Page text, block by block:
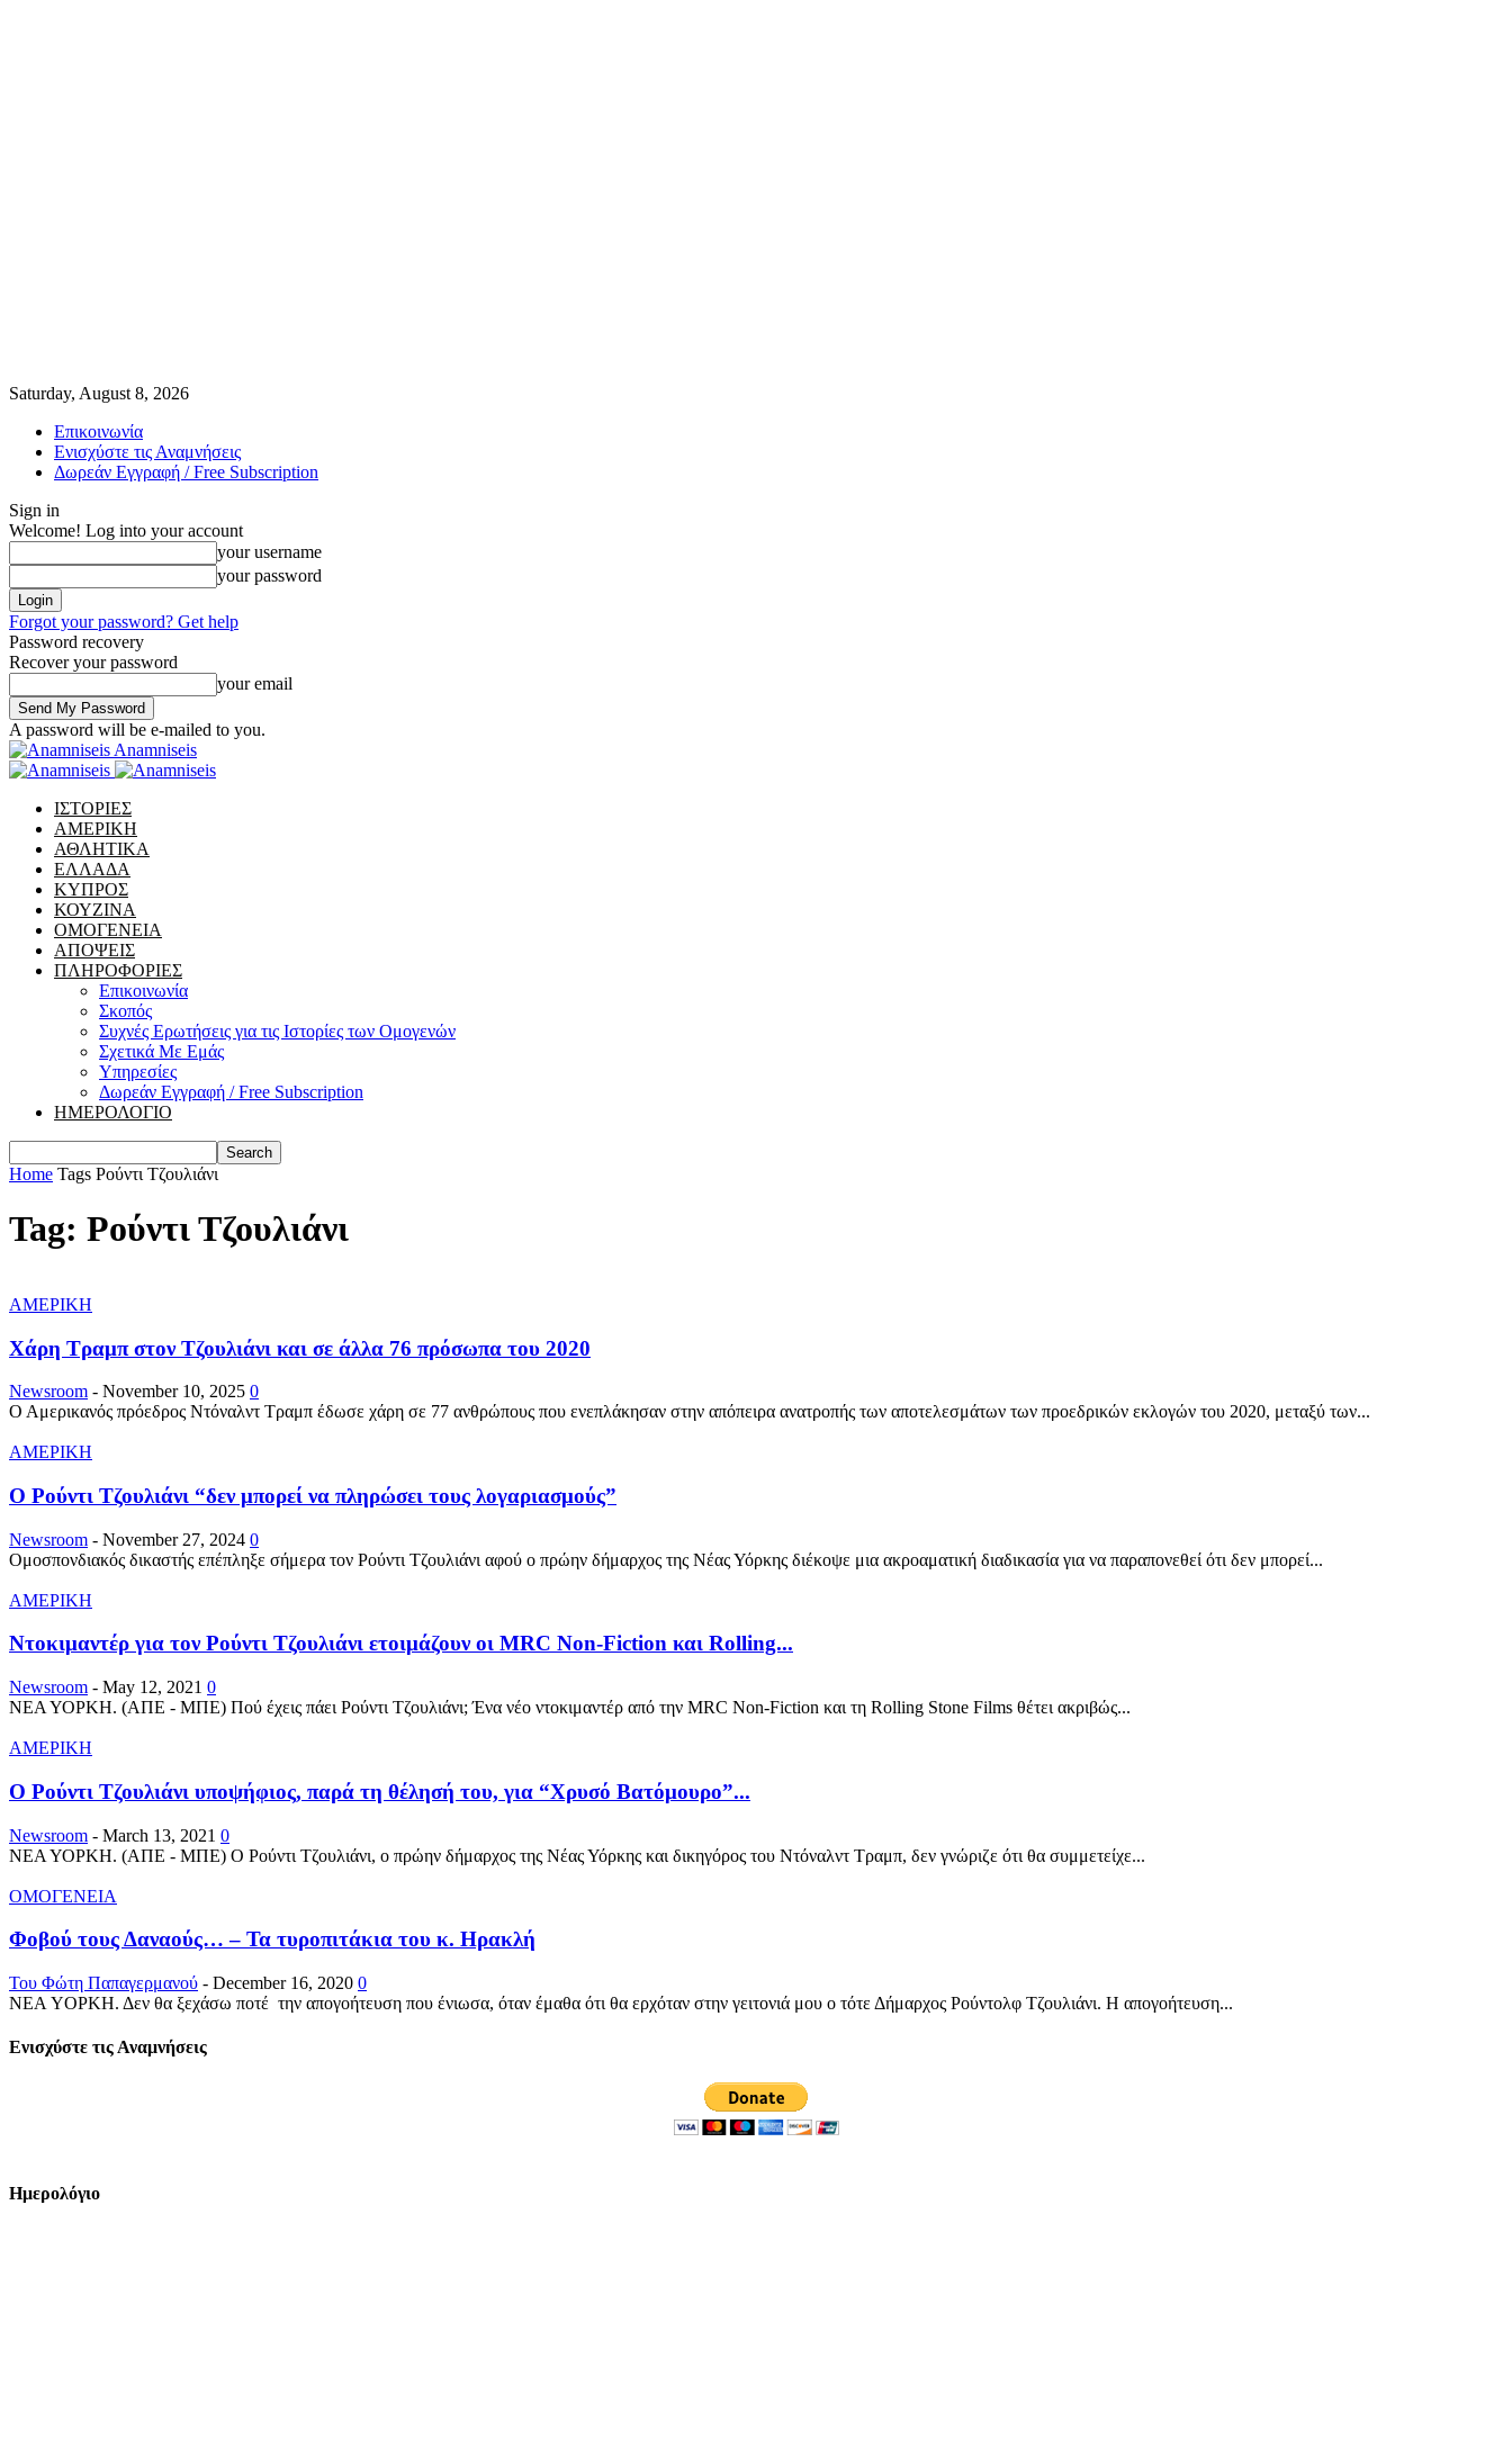
Saturday, August 8, 2026
Επικοινωνία
Ενισχύστε τις Αναμνήσεις
Δωρεάν Εγγραφή / Free Subscription
Sign in
Welcome! Log into your account
your username
your password
Forgot your password? Get help
Password recovery
Recover your password
your email
A password will be e-mailed to you.
Anamniseis
ΙΣΤΟΡΙΕΣ
ΑΜΕΡΙΚΗ
ΑΘΛΗΤΙΚΑ
ΕΛΛΑΔΑ
ΚΥΠΡΟΣ
ΚΟΥΖΙΝΑ
ΟΜΟΓΕΝΕΙΑ
ΑΠΟΨΕΙΣ
ΠΛΗΡΟΦΟΡΙΕΣ
Επικοινωνία
Σκοπός
Συχνές Ερωτήσεις για τις Ιστορίες των Ομογενών
Σχετικά Με Εμάς
Υπηρεσίες
Δωρεάν Εγγραφή / Free Subscription
ΗΜΕΡΟΛΟΓΙΟ
Home Tags Ρούντι Τζουλιάνι
Tag: Ρούντι Τζουλιάνι
ΑΜΕΡΙΚΗ
Χάρη Τραμπ στον Τζουλιάνι και σε άλλα 76 πρόσωπα του 2020
Newsroom - November 10, 2025 0
Ο Αμερικανός πρόεδρος Ντόναλντ Τραμπ έδωσε χάρη σε 77 ανθρώπους που ενεπλάκησαν στην απόπειρα ανατροπής των αποτελεσμάτων των προεδρικών εκλογών του 2020, μεταξύ των...
ΑΜΕΡΙΚΗ
Ο Ρούντι Τζουλιάνι “δεν μπορεί να πληρώσει τους λογαριασμούς”
Newsroom - November 27, 2024 0
Ομοσπονδιακός δικαστής επέπληξε σήμερα τον Ρούντι Τζουλιάνι αφού ο πρώην δήμαρχος της Νέας Υόρκης διέκοψε μια ακροαματική διαδικασία για να παραπονεθεί ότι δεν μπορεί...
ΑΜΕΡΙΚΗ
Ντοκιμαντέρ για τον Ρούντι Τζουλιάνι ετοιμάζουν οι MRC Non-Fiction και Rolling...
Newsroom - May 12, 2021 0
ΝΕΑ ΥΟΡΚΗ. (ΑΠΕ - ΜΠΕ) Πού έχεις πάει Ρούντι Τζουλιάνι; Ένα νέο ντοκιμαντέρ από την MRC Non-Fiction και τη Rolling Stone Films θέτει ακριβώς...
ΑΜΕΡΙΚΗ
Ο Ρούντι Τζουλιάνι υποψήφιος, παρά τη θέλησή του, για “Χρυσό Βατόμουρο”...
Newsroom - March 13, 2021 0
ΝΕΑ ΥΟΡΚΗ. (ΑΠΕ - ΜΠΕ) Ο Ρούντι Τζουλιάνι, ο πρώην δήμαρχος της Νέας Υόρκης και δικηγόρος του Ντόναλντ Τραμπ, δεν γνώριζε ότι θα συμμετείχε...
ΟΜΟΓΕΝΕΙΑ
Φοβού τους Δαναούς… – Τα τυροπιτάκια του κ. Ηρακλή
Του Φώτη Παπαγερμανού - December 16, 2020 0
ΝEA ΥOΡΚΗ. Δεν θα ξεχάσω ποτέ την απογοήτευση που ένιωσα, όταν έμαθα ότι θα ερχόταν στην γειτονιά μου ο τότε Δήμαρχος Ρούντολφ Τζουλιάνι. Η απογοήτευση...
Ενισχύστε τις Αναμνήσεις
Ημερολόγιο